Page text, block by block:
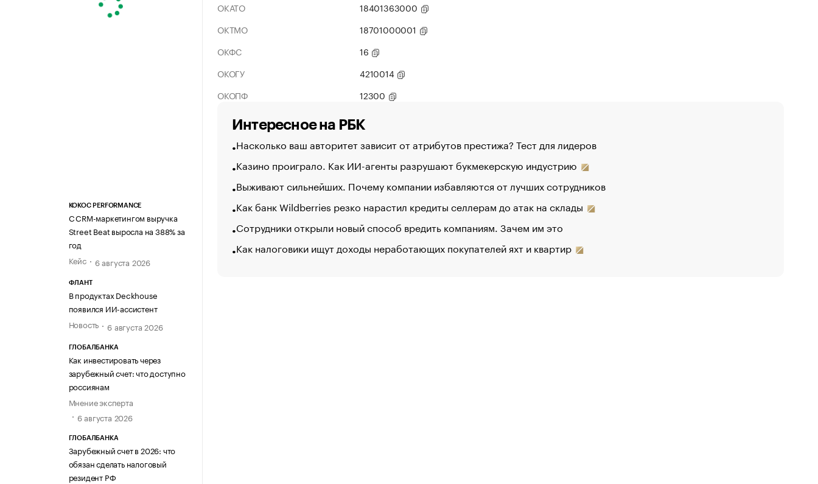
KOKOC PERFORMANCE
С CRM-маркетингом выручка
Street Beat выросла на 388% за
год
Кейс
6 августа 2026
ФЛАНТ
В продуктах Deckhouse
появился ИИ-ассистент
Новость
6 августа 2026
ГЛОБАЛБАНКА
Как инвестировать через
зарубежный счет: что доступно
россиянам
Мнение эксперта
6 августа 2026
ГЛОБАЛБАНКА
Зарубежный счет в 2026: что
обязан сделать налоговый
резидент РФ
ОКАТО
18401363000
ОКТМО
18701000001
ОКФС
16
ОКОГУ
4210014
ОКОПФ
12300
Интересное на РБК
Насколько ваш авторитет зависит от атрибутов престижа? Тест для лидеров
Казино проиграло. Как ИИ-агенты разрушают букмекерскую индустрию
Выживают сильнейших. Почему компании избавляются от лучших сотрудников
Как банк Wildberries резко нарастил кредиты селлерам до атак на склады
Сотрудники открыли новый способ вредить компаниям. Зачем им это
Как налоговики ищут доходы неработающих покупателей яхт и квартир